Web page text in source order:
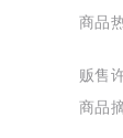
商品
贩售
商品